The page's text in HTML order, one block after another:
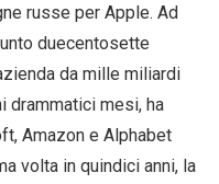
russe per Apple. Ad
duecentosette
da mille miliardi
drammatici mesi, ha
Amazon e Alphabet
volta in quindici anni, la